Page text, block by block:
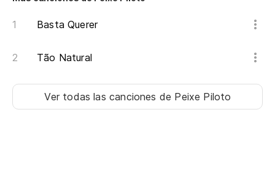
Basta Querer
Tão Natural
Ver todas las canciones de Peixe Piloto